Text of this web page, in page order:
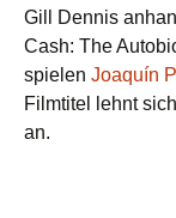
Gill Dennis
Cash: The
spielen Joaquín
Filmtitel lehnt
an.